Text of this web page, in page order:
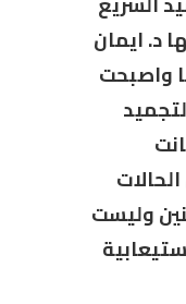
د. ايمان
واصبحت
وليست